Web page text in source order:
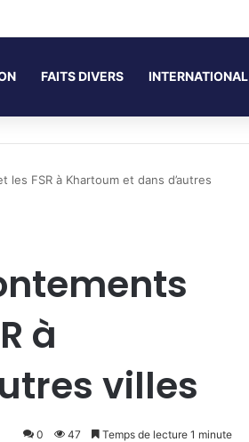
FAITS DIVERS INTERNATIONAL
FSR à Khartoum et dans d’autres
à
villes
0 47 Temps de lecture 1 minute